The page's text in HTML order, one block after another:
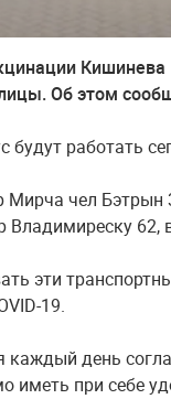
Об этом
будут работать
чел Бэтрын
62,
эти
19.
каждый день
иметь при себе